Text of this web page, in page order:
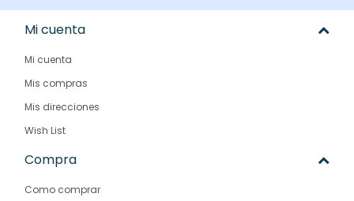
Mi cuenta
Mi cuenta
Mis compras
Mis direcciones
Wish List
Compra
Como comprar